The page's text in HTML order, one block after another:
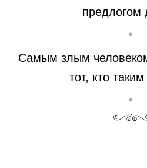
предлогом
Самым злым
тот, кто